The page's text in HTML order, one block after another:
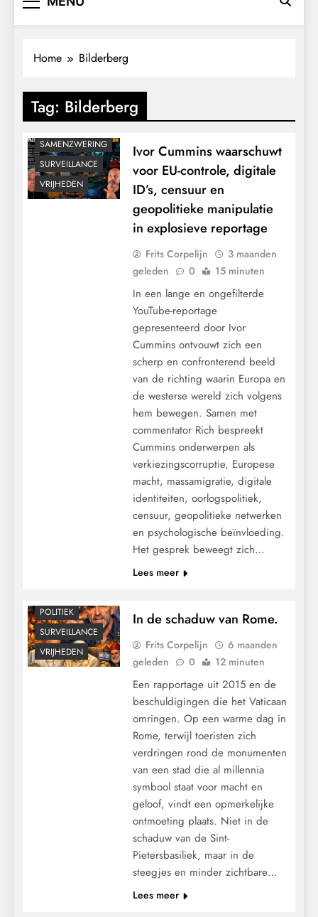
Home Bilderberg
Tag: Bilderberg
CONTROLE
GEOPOLITIEK
KALENDER 2030
MACHT
POLITIEK
SAMENZWERING
SURVEILLANCE
VRIJHEDEN
Ivor Cummins waarschuwt
voor EU-controle, digitale
ID’s, censuur en
geopolitieke manipulatie
in explosieve reportage
Frits Corpelijn
3 maanden
geleden
0 15 minuten
In een lange en ongefilterde
YouTube-reportage
gepresenteerd door Ivor
Cummins ontvouwt zich een
scherp en confronterend beeld
van de richting waarin Europa en
de westerse wereld zich volgens
hem bewegen. Samen met
commentator Rich bespreekt
Cummins onderwerpen als
verkiezingscorruptie, Europese
macht, massamigratie, digitale
identiteiten, oorlogspolitiek,
censuur, geopolitieke netwerken
en psychologische beïnvloeding.
Het gesprek beweegt zich…
Lees meer
POLITIEK
SURVEILLANCE
VRIJHEDEN
In de schaduw van Rome.
Frits Corpelijn
6 maanden
geleden
0 12 minuten
Een rapportage uit 2015 en de
beschuldigingen die het Vaticaan
omringen. Op een warme dag in
Rome, terwijl toeristen zich
verdringen rond de monumenten
van een stad die al millennia
symbool staat voor macht en
geloof, vindt een opmerkelijke
ontmoeting plaats. Niet in de
schaduw van de Sint-
Pietersbasiliek, maar in de
steegjes en minder zichtbare…
Lees meer